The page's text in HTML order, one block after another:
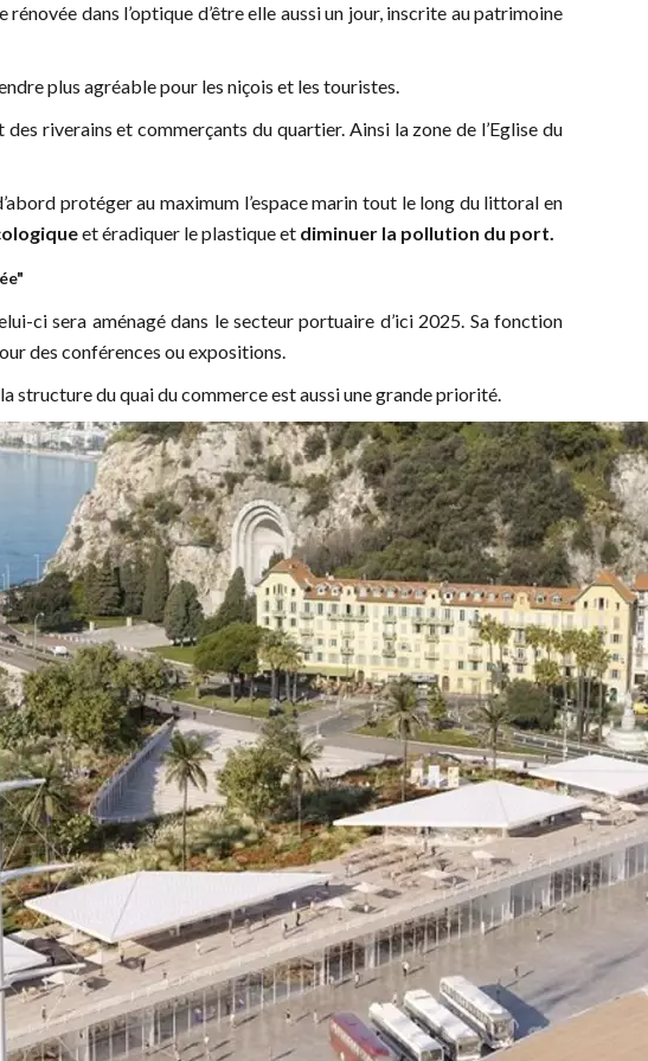
dans l’optique d’être elle aussi un jour, inscrite au patrimoine
plus agréable pour les niçois et les touristes.
riverains et commerçants du quartier. Ainsi la zone de l’Eglise du
protéger au maximum l’espace marin tout le long du littoral en
et éradiquer le plastique et diminuer la pollution du port.
ci sera aménagé dans le secteur portuaire d’ici 2025. Sa fonction
des conférences ou expositions.
structure du quai du commerce est aussi une grande priorité.